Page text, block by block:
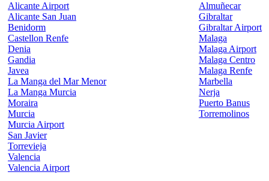
Alicante Airport
Alicante San Juan
Benidorm
Castellon Renfe
Denia
Gandia
Javea
La Manga del Mar Menor
La Manga Murcia
Moraira
Murcia
Murcia Airport
San Javier
Torrevieja
Valencia
Valencia Airport
Almuñecar
Gibraltar
Gibraltar Airport
Malaga
Malaga Airport
Malaga Centro
Malaga Renfe
Marbella
Nerja
Puerto Banus
Torremolinos